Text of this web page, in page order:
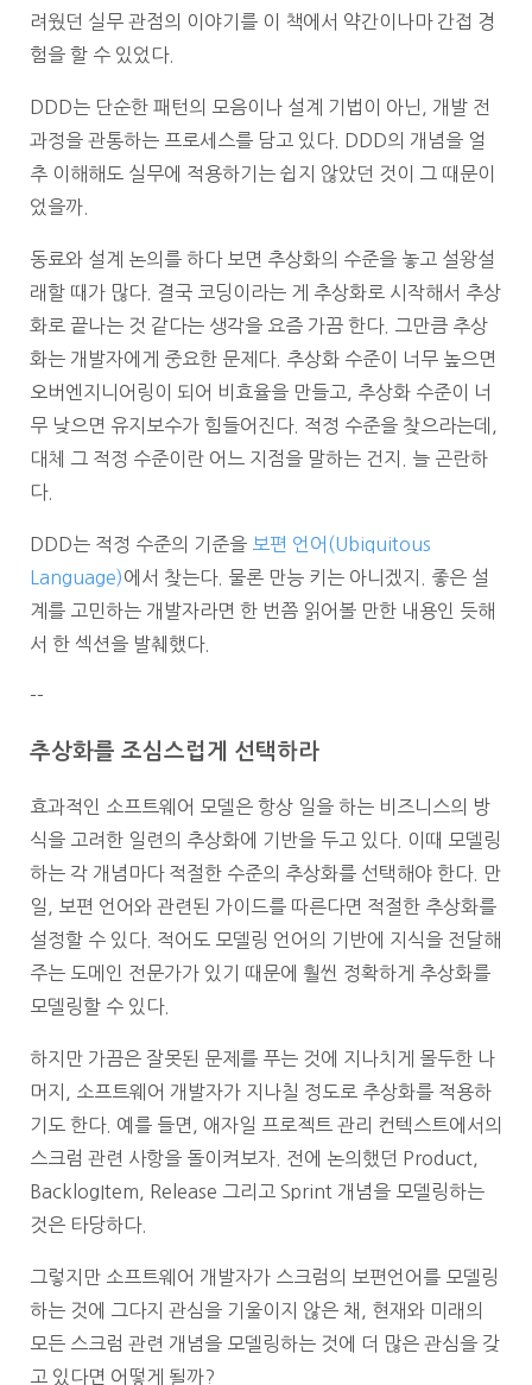
려웠던 실무 관점의 이야기를 이 책에서 약간이나마 간접 경
험을 할 수 있었다.
DDD는 단순한 패턴의 모음이나 설계 기법이 아닌, 개발 전
과정을 관통하는 프로세스를 담고 있다. DDD의 개념을 얼
추 이해해도 실무에 적용하기는 쉽지 않았던 것이 그 때문이
었을까.
동료와 설계 논의를 하다 보면 추상화의 수준을 놓고 설왕설
래할 때가 많다. 결국 코딩이라는 게 추상화로 시작해서 추상
화로 끝나는 것 같다는 생각을 요즘 가끔 한다. 그만큼 추상
화는 개발자에게 중요한 문제다. 추상화 수준이 너무 높으면
오버엔지니어링이 되어 비효율을 만들고, 추상화 수준이 너
무 낮으면 유지보수가 힘들어진다. 적정 수준을 찾으라는데,
대체 그 적정 수준이란 어느 지점을 말하는 건지. 늘 곤란하
다.
DDD는 적정 수준의 기준을 보편 언어(Ubiquitous
Language)에서 찾는다. 물론 만능 키는 아니겠지. 좋은 설
계를 고민하는 개발자라면 한 번쯤 읽어볼 만한 내용인 듯해
서 한 섹션을 발췌했다.
--
추상화를 조심스럽게 선택하라
효과적인 소프트웨어 모델은 항상 일을 하는 비즈니스의 방
식을 고려한 일련의 추상화에 기반을 두고 있다.
이때 모델링
하는 각 개념마다 적절한 수준의 추상화를 선택해야 한다.
만
일, 보편 언어와 관련된 가이드를 따른다면 적절한 추상화를
설정할 수 있다. 적어도 모델링 언어의 기반에 지식을 전달해
주는 도메인 전문가가 있기 때문에 훨씬 정확하게 추상화를
모델링할 수 있다.
하지만 가끔은 잘못된 문제를 푸는 것에 지나치게 몰두한 나
머지,
소프트웨어 개발자가 지나칠 정도로 추상화를 적용하
기도 한다. 예를 들면, 애자일 프로젝트 관리 컨텍스트에서의
스크럼 관련 사항을 돌이켜보자. 전에 논의했던 Product,
BacklogItem, Release 그리고 Sprint 개념을 모델링하는
것은 타당하다.
그렇지만 소프트웨어 개발자가 스크럼의 보편언어를 모델링
하는 것에
그다지 관심을 기울이지 않은 채, 현재와 미래의
모든 스크럼 관련 개념을 모델링하는 것에
더 많은 관심을 갖
고 있다면 어떻게 될까?